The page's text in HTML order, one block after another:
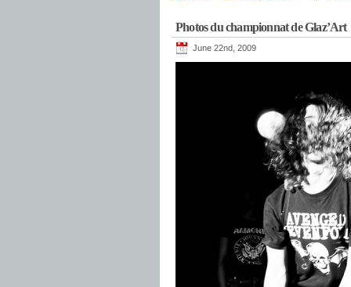
Photos du championnat de Glaz’Art
June 22nd, 2009